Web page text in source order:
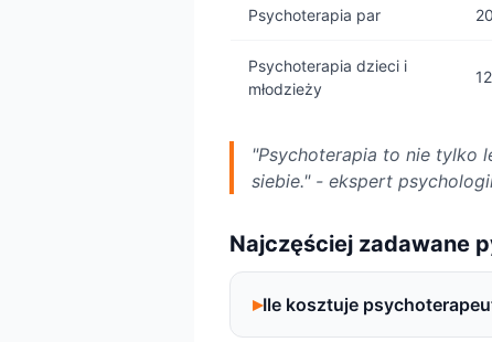
Psychoterapia par
Psychoterapia dzieci i
młodzieży
"Psychoterapia to nie tylko
siebie." - ekspert
Najczęściej zadawane
Ile kosztuje